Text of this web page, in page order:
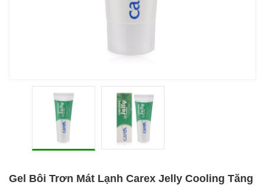
Gel Bôi Trơn Mát Lạnh Carex Jelly Cooling Tăng